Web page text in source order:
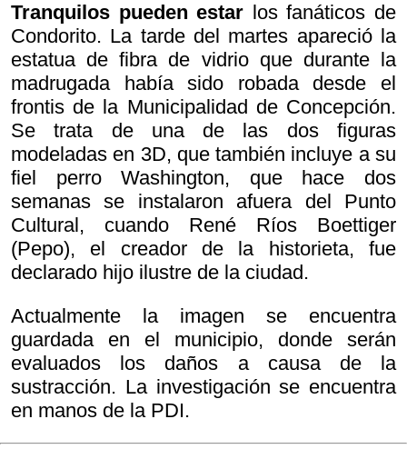
Tranquilos pueden estar
los fanáticos de
Condorito. La tarde del martes apareció la
estatua de fibra de vidrio que durante la
madrugada había sido robada desde el
frontis de la Municipalidad de Concepción.
Se trata de una de las dos figuras
modeladas en 3D, que también incluye a su
fiel perro Washington, que hace dos
semanas se instalaron afuera del Punto
Cultural, cuando René Ríos Boettiger
(Pepo), el creador de la historieta, fue
declarado hijo ilustre de la ciudad.
Actualmente la imagen se encuentra
guardada en el municipio, donde serán
evaluados los daños a causa de la
sustracción. La investigación se encuentra
en manos de la PDI.